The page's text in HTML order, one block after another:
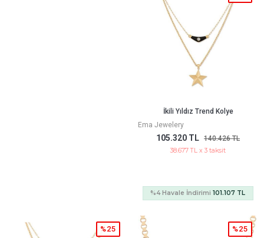
İkili Yıldız Trend Kolye
Ema Jewelery
105.320 TL 140.426 TL
38.677 TL x 3 taksit
%4 Havale İndirimi101.107 TL
%25 %25